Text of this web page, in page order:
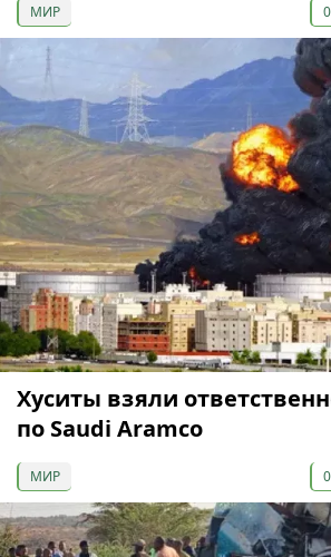
МИР
Хуситы взяли
по Saudi Aramco
МИР